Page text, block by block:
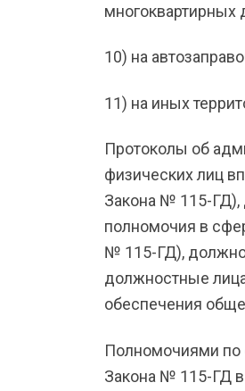
10) на
11) на иных
Протоколы об
физических лиц
Закона № 115-ГД),
полномочия в
№ 115-ГД),
должностные
обеспечения
Полномочиями по
Закона № 115-ГД